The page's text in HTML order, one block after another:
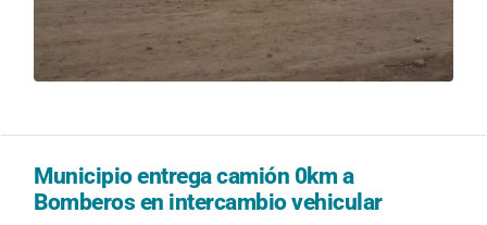
Municipio entrega camión 0km a
Bomberos en intercambio vehicular